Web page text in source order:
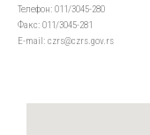
Телефон: 011/3045-280
Факс: 011/3045-281
Е-mail: czrs@czrs.gov.rs